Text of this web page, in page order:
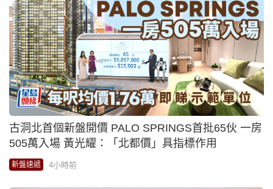
古洞北首個新盤開價 PALO SPRINGS首批65伙 一房
505萬入場 黃光耀：「北都價」具指標作用
新盤速遞 4小時前